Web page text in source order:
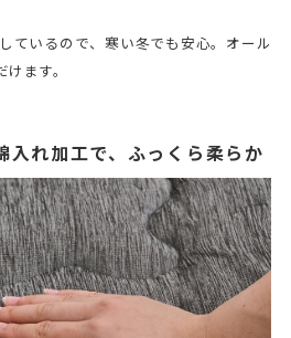
ているので、寒い冬でも安心。オール
ます。
入れ加工で、ふっくら柔らか